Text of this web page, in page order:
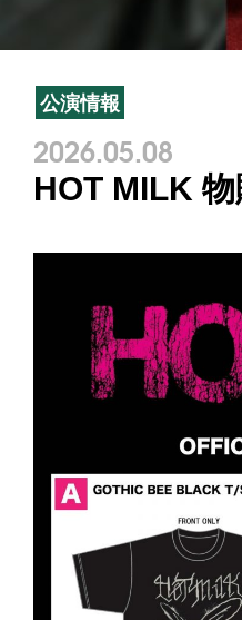
公演情報
2026.05.08
HOT MILK